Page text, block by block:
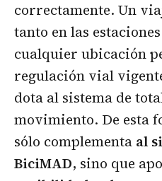
correctamente. Un
tanto en las
cualquier ubicación
regulación vial
dota al sistema de
movimiento. De esta
sólo complementa al
BiciMAD, sino que